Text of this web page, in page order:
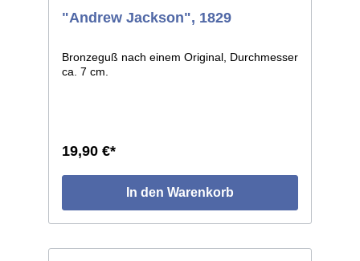
"Andrew Jackson", 1829
Bronzeguß nach einem Original, Durchmesser
ca. 7 cm.
19,90 €*
In den Warenkorb